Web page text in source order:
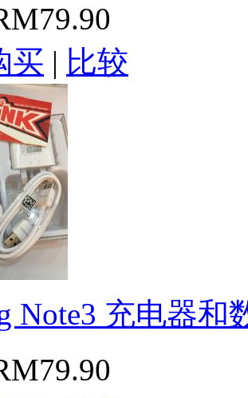
买 | 比较
Note3 充电器和